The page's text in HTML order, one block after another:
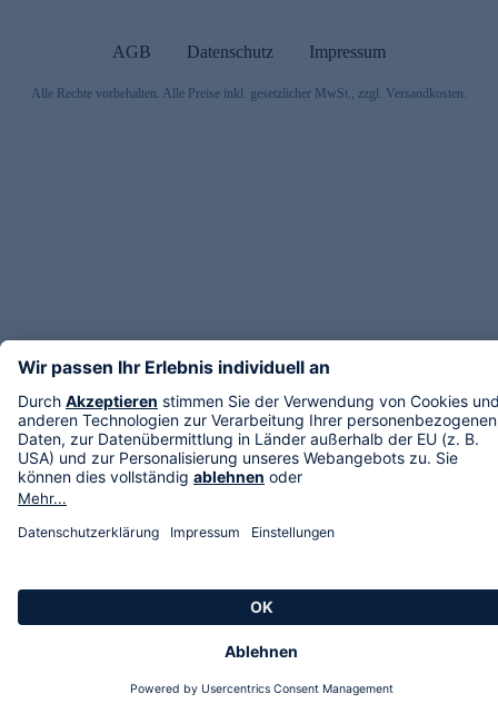
AGB Datenschutz Impressum
Alle Rechte vorbehalten. Alle Preise inkl. gesetzlicher MwSt., zzgl. Versandkosten.